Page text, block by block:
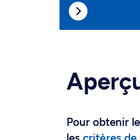
Pour obtenir